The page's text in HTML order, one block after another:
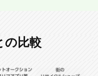
の比較